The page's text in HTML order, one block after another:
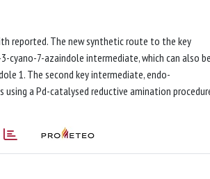
reported. The new synthetic route to the key
7-azaindole intermediate, which can also be
1. The second key intermediate, endo-
a Pd-catalysed reductive amination